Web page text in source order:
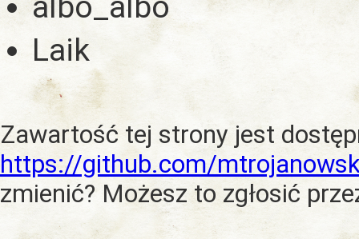
Laik
Zawartość tej strony jest
https://github.com/
zmienić? Możesz to zgłosić